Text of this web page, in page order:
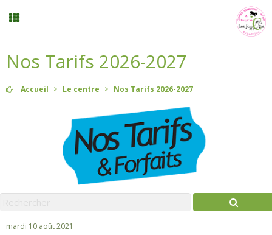
Inscription stages et événements
Mon compte
Panier
Nos Tarifs 2026-2027
Accueil > Le centre > Nos Tarifs 2026-2027
mardi 10 août 2021